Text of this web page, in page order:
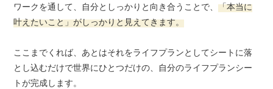
ワークを通して、自分としっかりと向き合うことで、「本当に
叶えたいこと」がしっかりと見えてきます。
ここまでくれば、あとはそれをライフプランとしてシートに落
とし込むだけで世界にひとつだけの、自分のライフプランシー
トが完成します。